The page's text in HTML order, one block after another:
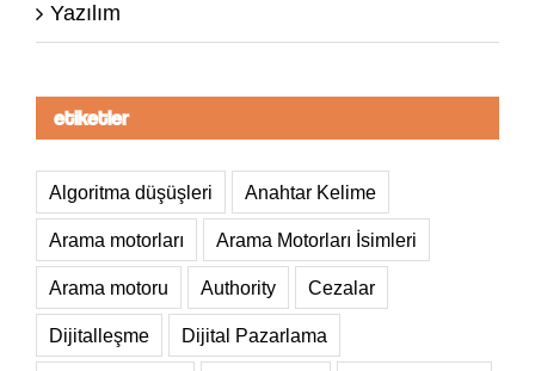
Yazılım
etiketler
Algoritma düşüşleri Anahtar Kelime
Arama motorları Arama Motorları İsimleri
Arama motoru Authority Cezalar
Dijitalleşme Dijital Pazarlama